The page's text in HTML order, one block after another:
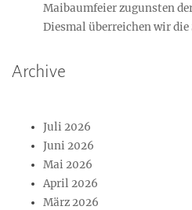
Maibaumfeier zugunsten
Diesmal überreichen wir die
Archive
Juli 2026
Juni 2026
Mai 2026
April 2026
März 2026